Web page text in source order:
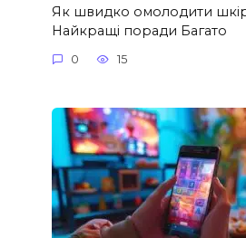
Як швидко омолодити
Найкращі поради Багато
0 15